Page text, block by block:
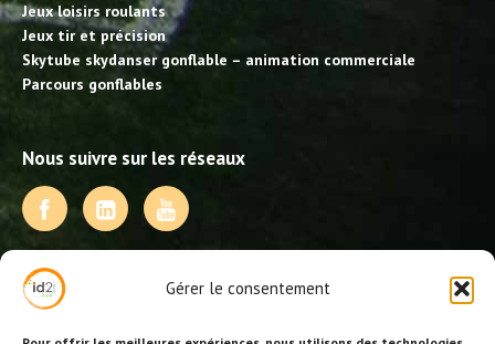
Gérer le consentement
Jeux loisirs roulants
Jeux tir et précision
Skytube skydanser gonflable – animation commerciale
Parcours gonflables
Nous suivre sur les réseaux
NOS PRESTATIONS
Activités, jeux et animations BDE
Animations événementielles